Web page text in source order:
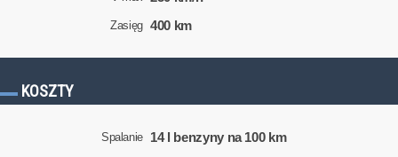
Zasięg 400 km
KOSZTY
Spalanie 14 l benzyny na 100 km